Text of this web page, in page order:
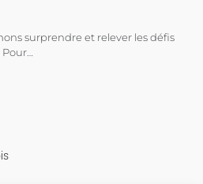
surprendre et relever les défis